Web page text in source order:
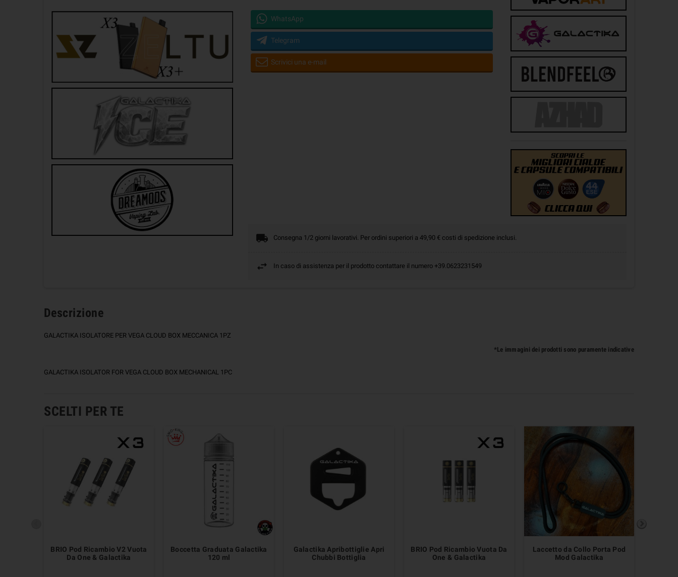
WhatsApp
Telegram
Scrivici una e-mail
Consegna 1/2 giorni lavorativi. Per ordini superiori a 49,90 € costi di spedizione inclusi.
In caso di assistenza per il prodotto contattare il numero +39.0623231549
Descrizione
GALACTIKA ISOLATORE PER VEGA CLOUD BOX MECCANICA 1PZ
*Le immagini dei prodotti sono puramente indicative
GALACTIKA ISOLATOR FOR VEGA CLOUD BOX MECHANICAL 1PC
SCELTI PER TE
BRIO Pod Ricambio V2 Vuota
Da One & Galactika
Boccetta Graduata Galactika
120 ml
Galactika Apribottiglie Apri
Chubbi Bottiglia
BRIO Pod Ricambio Vuota Da
One & Galactika
Laccetto da Collo Porta Pod
Mod Galactika